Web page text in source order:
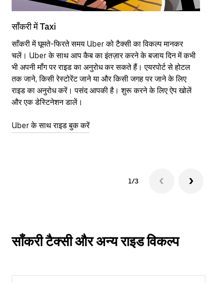
साँकरी में Taxi
साँकरी में घूमते-फिरते समय Uber को टैक्सी का विकल्प मानकर
चलें। Uber के साथ आप कैब का इंतज़ार करने के बजाय दिन में कभी
भी अपनी माँग पर राइड का अनुरोध कर सकते हैं। एयरपोर्ट से होटल
तक जाने, किसी रेस्टोरेंट जाने या और किसी जगह पर जाने के लिए
राइड का अनुरोध करें। पसंद आपकी है। शुरू करने के लिए ऐप खोलें
और एक डेस्टिनेशन डालें।
Uber के साथ राइड बुक करें
1/3
साँकरी टैक्सी और अन्य राइड विकल्प